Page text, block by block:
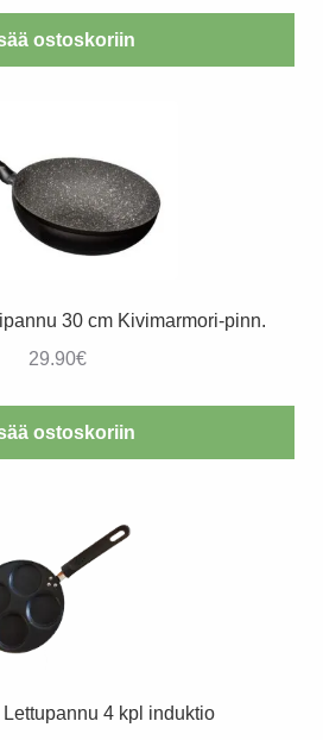
oli:
15.18€.
on:
7.59€.
ostoskoriin
30 cm Kivimarmori-pinn.
29.90€
ostoskoriin
4 kpl induktio